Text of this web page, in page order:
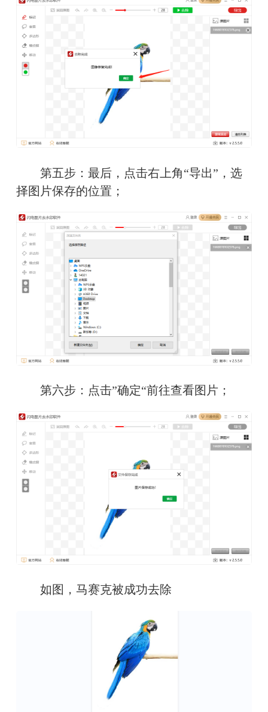
第五步：最后，点击右上角“导出”，选
择图片保存的位置；
第六步：点击”确定“前往查看图片；
如图，马赛克被成功去除